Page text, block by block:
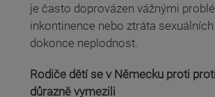
je často doprovázen vážnými
inkontinence nebo ztráta
dokonce neplodnost.
Rodiče dětí se v Německu proti
důrazně vymezili